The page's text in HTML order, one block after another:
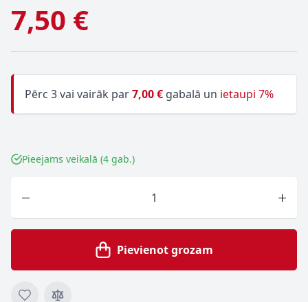
7,50 €
Pērc 3 vai vairāk par7,00 € gabalā un ietaupi 7%
Pieejams veikalā (4 gab.)
Pievienot grozam